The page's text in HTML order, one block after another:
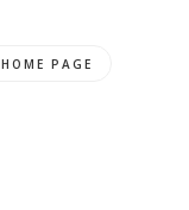
HOME PAGE